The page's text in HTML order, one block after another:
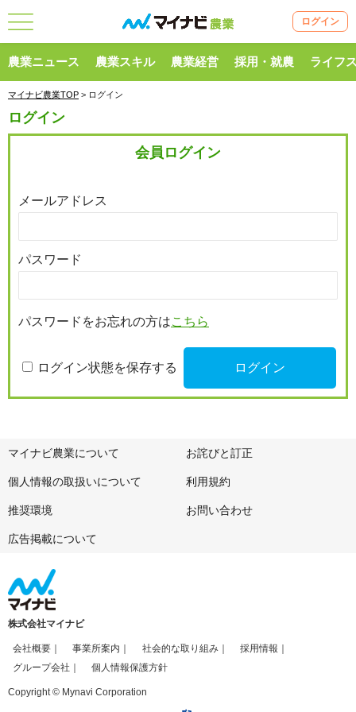
ログイン
農業ニュース 農業スキル 農業経営 採用・就農 ライフ
マイナビ農業TOP > ログイン
ログイン
会員ログイン
メールアドレス
パスワード
パスワードをお忘れの方はこちら
ログイン状態を保存する
マイナビ農業について お詫びと訂正
個人情報の取扱いについて 利用規約
推奨環境 お問い合わせ
広告掲載について
株式会社マイナビ
会社概要 事業所案内 社会的な取り組み
採用情報
グループ会社
個人情報保護方針
Copyright © Mynavi Corporation